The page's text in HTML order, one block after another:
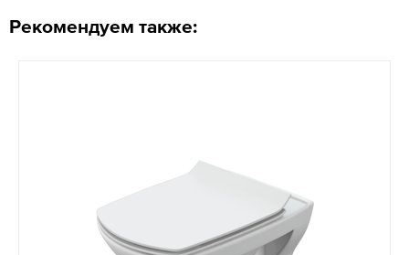
Рекомендуем также: